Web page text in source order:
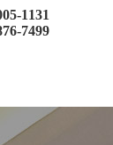
1131
7499